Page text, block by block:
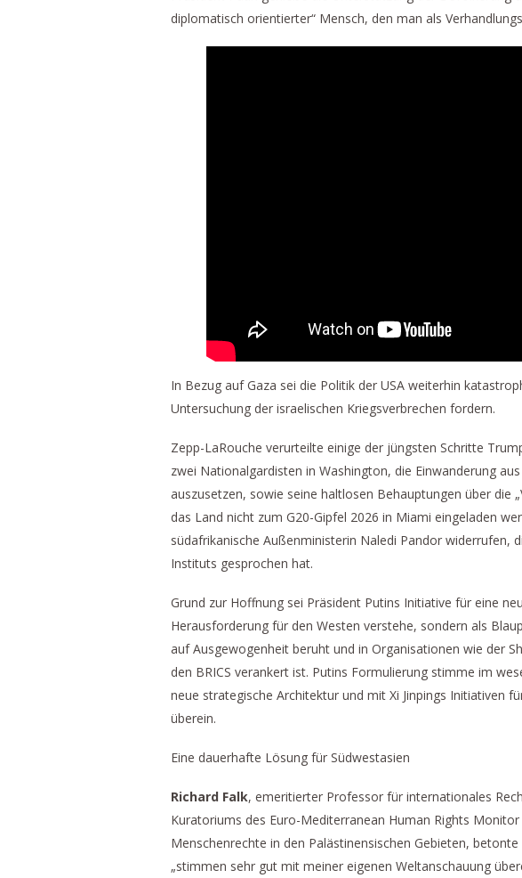
diplomatisch orientierter“ Mensch, den man als
In Bezug auf Gaza sei die Politik der USA weiterhin
Untersuchung der israelischen Kriegsverbrechen fordern.
Zepp-LaRouche verurteilte einige der jüngsten Schritte
zwei Nationalgardisten in Washington, die Einwanderung
auszusetzen, sowie seine haltlosen Behauptungen über die
das Land nicht zum G20-Gipfel 2026 in Miami eingeladen
südafrikanische Außenministerin Naledi Pandor widerrufen,
Instituts gesprochen hat.
Grund zur Hoffnung sei Präsident Putins Initiative für eine
Herausforderung für den Westen verstehe, sondern als
auf Ausgewogenheit beruht und in Organisationen wie der
den BRICS verankert ist. Putins Formulierung stimme im
neue strategische Architektur und mit Xi Jinpings Initiativen
überein.
Eine dauerhafte Lösung für Südwestasien
Richard Falk, emeritierter Professor für internationales
Kuratoriums des Euro-Mediterranean Human Rights
Menschenrechte in den Palästinensischen Gebieten,
„stimmen sehr gut mit meiner eigenen Weltanschauung